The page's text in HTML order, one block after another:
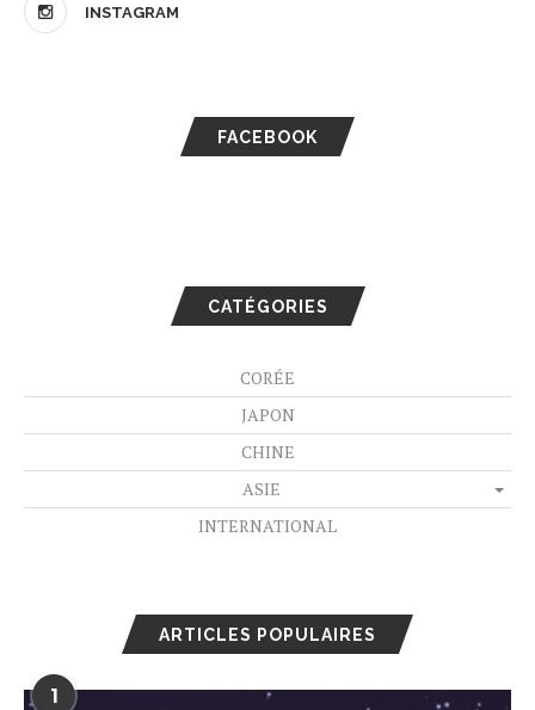
INSTAGRAM
FACEBOOK
CATÉGORIES
CORÉE
JAPON
CHINE
ASIE
INTERNATIONAL
ARTICLES POPULAIRES
1